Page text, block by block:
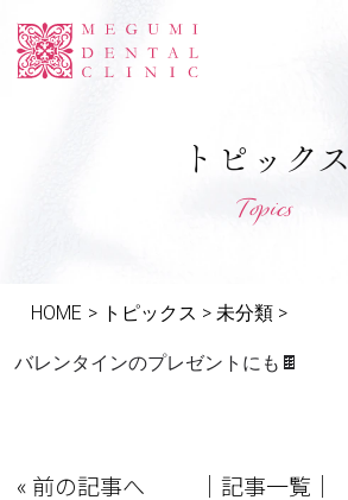
トピックス
Topics
HOME > トピックス > 未分類 >
バレンタインのプレゼントにも🍫
« 前の記事へ │記事一覧│